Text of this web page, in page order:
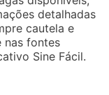
detalhadas
cautela e
nas fontes
Sine Fácil.